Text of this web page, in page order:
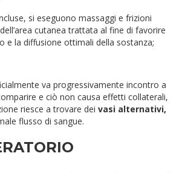
si eseguono massaggi e frizioni
cutanea trattata al fine di favorire
e la diffusione ottimali della sostanza;
va progressivamente incontro a
e ciò non causa effetti collaterali,
riesce a trovare dei vasi alternativi,
flusso di sangue.